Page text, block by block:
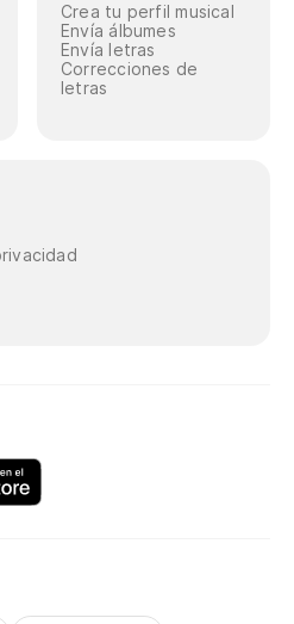
Crea tu perfil musical
Envía álbumes
Envía letras
Correcciones de
letras